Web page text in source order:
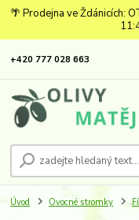
🌴 Prodejna ve Ždánicích:
+420 777 028 663
Úvod Ovocné stromky